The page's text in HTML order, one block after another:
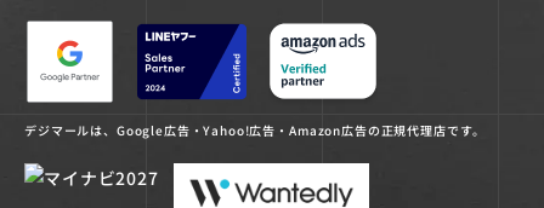
デジマールは、Google広告・Yahoo!広告・Amazon広告の正規代理店です。